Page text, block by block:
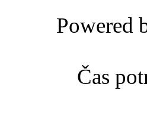
Čas